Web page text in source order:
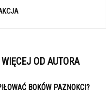
WIĘCEJ OD AUTORA
BOKÓW PAZNOKCI?